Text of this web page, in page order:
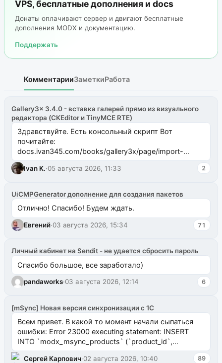
VPS, бесплатные дополнения и docs
Донаты оплачивают сервер и двигают бесплатные
дополнения MODX и документацию.
Поддержать
КомментарииЗаметкиРабота
Gallery3x 3.4.0 - вставка галерей прямо из визуального
редактора (CKEditor и TinyMCE RTE)
Здравствуйте. Есть консольный скрипт Вот
почитайте:
docs.ivan345.com/books/gallery3x/page/import-
ms2galleryphp
Ivan K.·05 августа 2026, 11:33 2
UiCMPGenerator дополнение для создания пакетов
Отлично! Спасибо! Будем ждать.
Евгений·03 августа 2026, 15:34 71
Личный кабинет на Sendit - не удается сбросить пароль
Спасибо большое, все заработало)
pandaworks·03 августа 2026, 12:14 6
[mSync] Новая версия синхронизации с 1С
Всем привет. В какой то момент начали сыпаться
ошибки: Error 23000 executing statement: INSERT
INTO `modx_msync_products` (`product_id`,
`uuid_1c`) VALUES ...
Сергей Карпович·02 августа 2026, 10:40 89